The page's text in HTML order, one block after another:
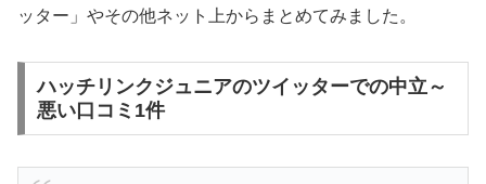
ッター」やその他ネット上からまとめてみました。
ハッチリンクジュニアのツイッターでの中立～
悪い口コミ1件